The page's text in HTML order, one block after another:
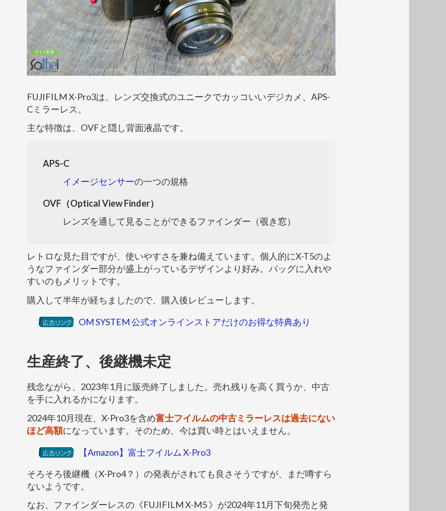
FUJIFILM X-Pro3は、レンズ交換式のユニークでカッコいいデジカメ、APS-
Cミラーレス。
主な特徴は、OVFと隠し背面液晶です。
APS-C
イメージセンサーの一つの規格
OVF（Optical View Finder）
レンズを通して見ることができるファインダー（覗き窓）
レトロな見た目ですが、使いやすさを兼ね備えています。個人的にX-T5のよ
うなファインダー部分が盛上がっているデザインより好み。バッグに入れや
すいのもメリットです。
購入して半年が経ちましたので、購入後レビューします。
OM SYSTEM 公式オンラインストアだけのお得な特典あり
生産終了、後継機未定
残念ながら、2023年1月に販売終了しました。売れ残りを高く買うか、中古
を手に入れるかになります。
2024年10月現在、X-Pro3を含め富士フイルムの中古ミラーレスは過去にない
ほど高額になっています。そのため、今は買い時とはいえません。
【Amazon】富士フイルム X-Pro3
そろそろ後継機（X-Pro4？）の発表がされても良さそうですが、まだ噂すら
ないようです。
なお、ファインダーレスの《FUJIFILM X-M5 》が2024年11月下旬発売と発